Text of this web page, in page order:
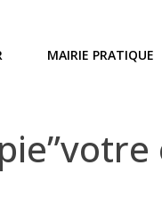
MAIRIE PRATIQUE